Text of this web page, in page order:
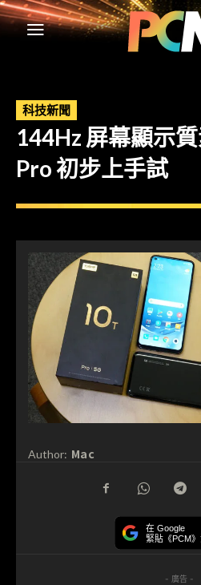
科技新聞
144Hz 屏幕顯示
Pro 初步上手試
Author: Mac
在 Google
緊貼《PCM
- 廣告 -